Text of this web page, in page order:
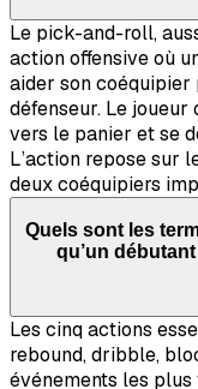
Le pick-and-roll,
action offensive où
aider son
défenseur. Le joueur
vers le panier et se
L’action repose sur
deux coéquipiers
Quels sont les
qu’un
Les cinq actions
rebound, dribble,
événements les plus